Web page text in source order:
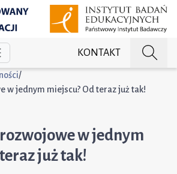
KONTAKT
/
w jednym miejscu? Od teraz już tak!
rozwojowe w jednym
już tak!